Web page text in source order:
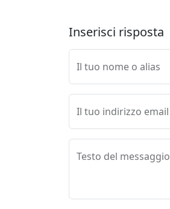
Inserisci risposta
Il tuo nome o alias
Il tuo indirizzo email
Testo del messaggio